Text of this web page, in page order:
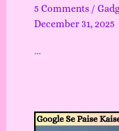
5 Comments /
December 31, 2025
…